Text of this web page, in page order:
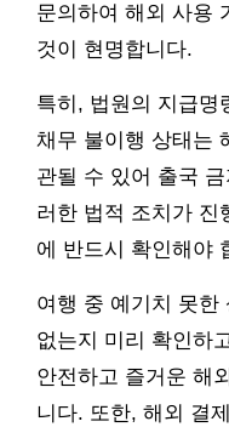
문의하여 해외 사용
것이 현명합니다.
특히, 법원의 지급명
채무 불이행 상태는
관될 수 있어 출국
러한 법적 조치가 진
에 반드시 확인해야
여행 중 예기치 못한
없는지 미리 확인하
안전하고 즐거운 해
니다. 또한, 해외 결